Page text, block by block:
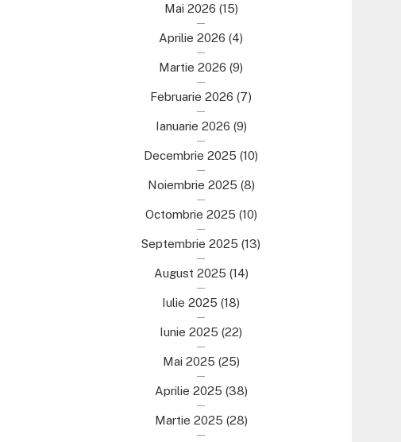
Mai 2026 (15)
Aprilie 2026 (4)
Martie 2026 (9)
Februarie 2026 (7)
Ianuarie 2026 (9)
Decembrie 2025 (10)
Noiembrie 2025 (8)
Octombrie 2025 (10)
Septembrie 2025 (13)
August 2025 (14)
Iulie 2025 (18)
Iunie 2025 (22)
Mai 2025 (25)
Aprilie 2025 (38)
Martie 2025 (28)